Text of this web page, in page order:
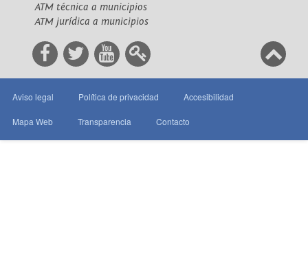
ATM técnica a municipios
ATM jurídica a municipios
Aviso legal Política de privacidad Accesibilidad
Mapa Web Transparencia Contacto